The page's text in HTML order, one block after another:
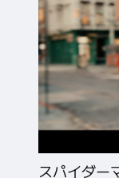
スパイダー